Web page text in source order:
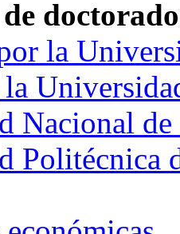
la
Nacional
Politécnica